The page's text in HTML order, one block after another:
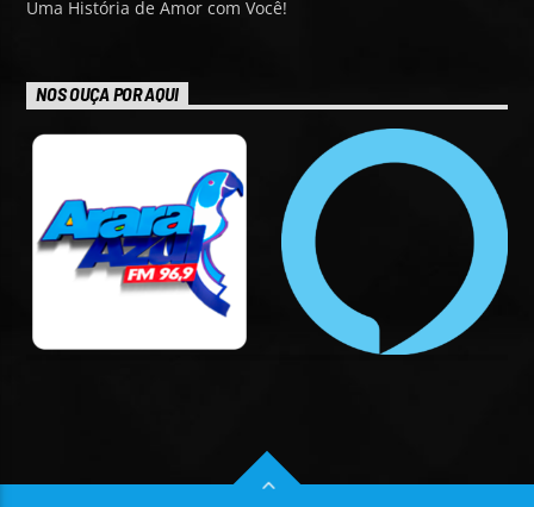
Uma História de Amor com Você!
NOS OUÇA POR AQUI